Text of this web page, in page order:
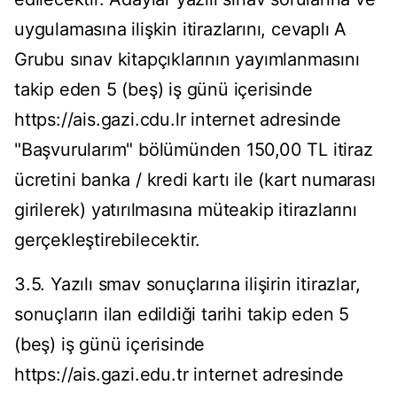
uygulamasına ilişkin itirazlarını, cevaplı A
Grubu sınav kitapçıklarının yayımlanmasını
takip eden 5 (beş) iş günü içerisinde
https://ais.gazi.cdu.lr internet adresinde
"Başvurularım" bölümünden 150,00 TL itiraz
ücretini banka / kredi kartı ile (kart numarası
girilerek) yatırılmasına müteakip itirazlarını
gerçekleştirebilecektir.
3.5. Yazılı smav sonuçlarına ilişirin itirazlar,
sonuçların ilan edildiği tarihi takip eden 5
(beş) iş günü içerisinde
https://ais.gazi.edu.tr internet adresinde